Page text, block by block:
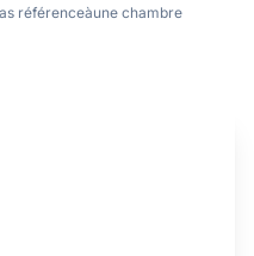
référenceàune chambre